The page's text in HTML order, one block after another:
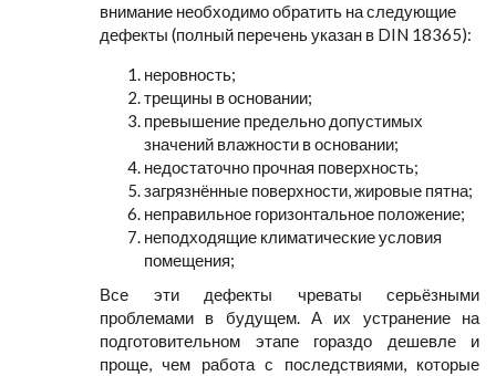
внимание необходимо обратить на следующие
дефекты (полный перечень указан в DIN 18365):
неровность;
трещины в основании;
превышение предельно допустимых
значений влажности в основании;
недостаточно прочная поверхность;
загрязнённые поверхности, жировые пятна;
неправильное горизонтальное положение;
неподходящие климатические условия
помещения;
Все эти дефекты чреваты серьёзными
проблемами в будущем. А их устранение на
подготовительном этапе гораздо дешевле и
проще, чем работа с последствиями, которые